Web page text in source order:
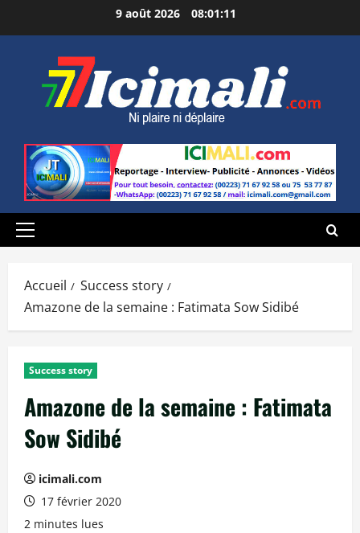
au
9 août 2026 08:01:13
Menu
Accueil
Success story
Amazone de la semaine : Fatimata Sow Sidibé
Success story
Amazone de la semaine : Fatimata
Sow Sidibé
icimali.com
17 février 2020
2 minutes lues